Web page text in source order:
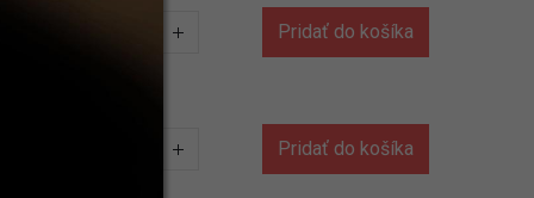
Pridať do košíka
Pridať do košíka